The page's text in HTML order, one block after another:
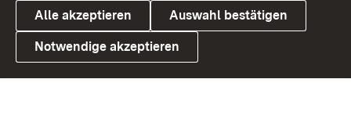
Link zum Landesportal
Alle akzeptieren Auswahl bestätigen
Notwendige akzeptieren